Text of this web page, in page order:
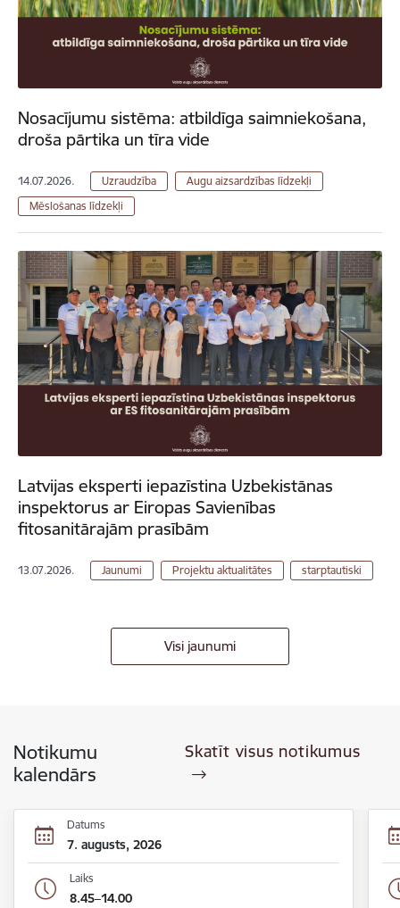
Nosacījumu sistēma: atbildīga saimniekošana,
droša pārtika un tīra vide
14.07.2026. Uzraudzība
Augu aizsardzības līdzekļi
Mēslošanas līdzekļi
Latvijas eksperti iepazīstina Uzbekistānas
inspektorus ar Eiropas Savienības
fitosanitārajām prasībām
13.07.2026. Jaunumi Projektu aktualitātes starptautiski
Visi jaunumi
Notikumu
kalendārs
Skatīt visus notikumus
Datums
7. augusts, 2026
Laiks
8.45–14.00